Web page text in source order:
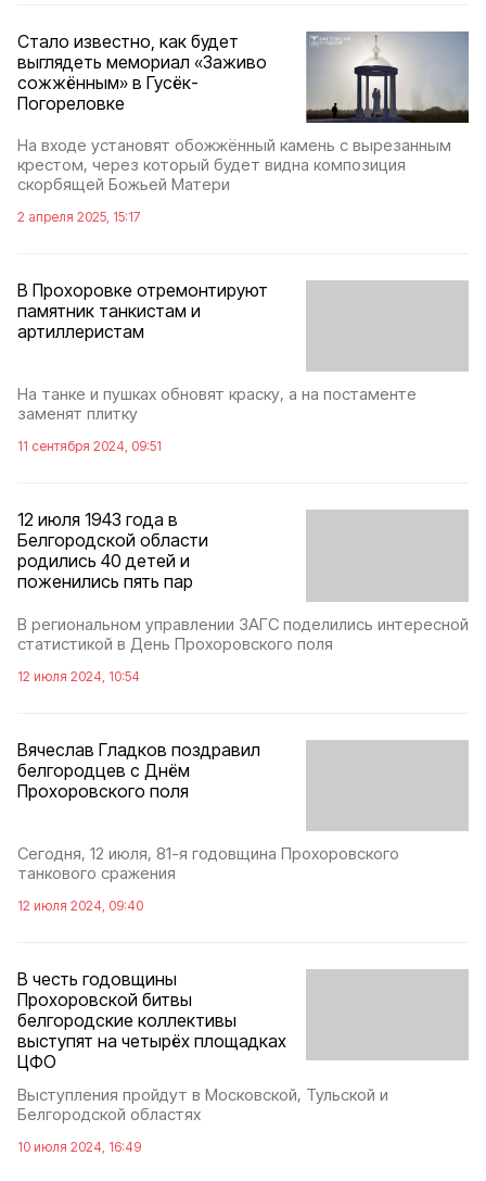
Стало известно, как будет
выглядеть мемориал «Заживо
сожжённым» в Гусёк-
Погореловке
На входе установят обожжённый камень с вырезанным
крестом, через который будет видна композиция
скорбящей Божьей Матери
2 апреля 2025, 15:17
В Прохоровке отремонтируют
памятник танкистам и
артиллеристам
На танке и пушках обновят краску, а на постаменте
заменят плитку
11 сентября 2024, 09:51
12 июля 1943 года в
Белгородской области
родились 40 детей и
поженились пять пар
В региональном управлении ЗАГС поделились интересной
статистикой в День Прохоровского поля
12 июля 2024, 10:54
Вячеслав Гладков поздравил
белгородцев с Днём
Прохоровского поля
Сегодня, 12 июля, 81-я годовщина Прохоровского
танкового сражения
12 июля 2024, 09:40
В честь годовщины
Прохоровской битвы
белгородские коллективы
выступят на четырёх площадках
ЦФО
Выступления пройдут в Московской, Тульской и
Белгородской областях
10 июля 2024, 16:49